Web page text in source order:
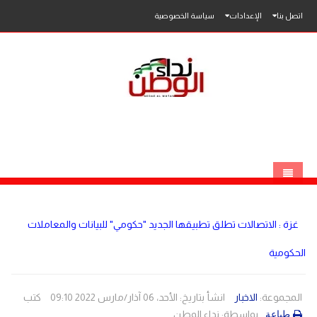
اتصل بنا الإعدادات سياسة الخصوصية
غزة : الاتصالات تطلق تطبيقها الجديد "حكومي" للبيانات والمعاملات
الحكومية
المجموعة: الاخبار انشأ بتاريخ: الأحد، 06 آذار/مارس 2022 09:10
كتب
بواسطة: نداء الوطن طباعة
فلسطين
عربي